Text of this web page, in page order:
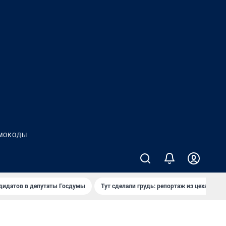
в депутаты Госдумы Тут сделали грудь: репортаж из цеха